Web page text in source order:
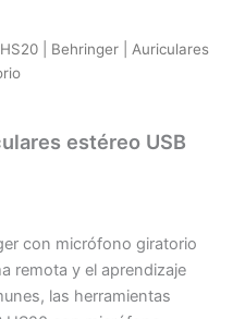
| Behringer | Auriculares
estéreo USB
con micrófono giratorio
remota y el aprendizaje
las herramientas